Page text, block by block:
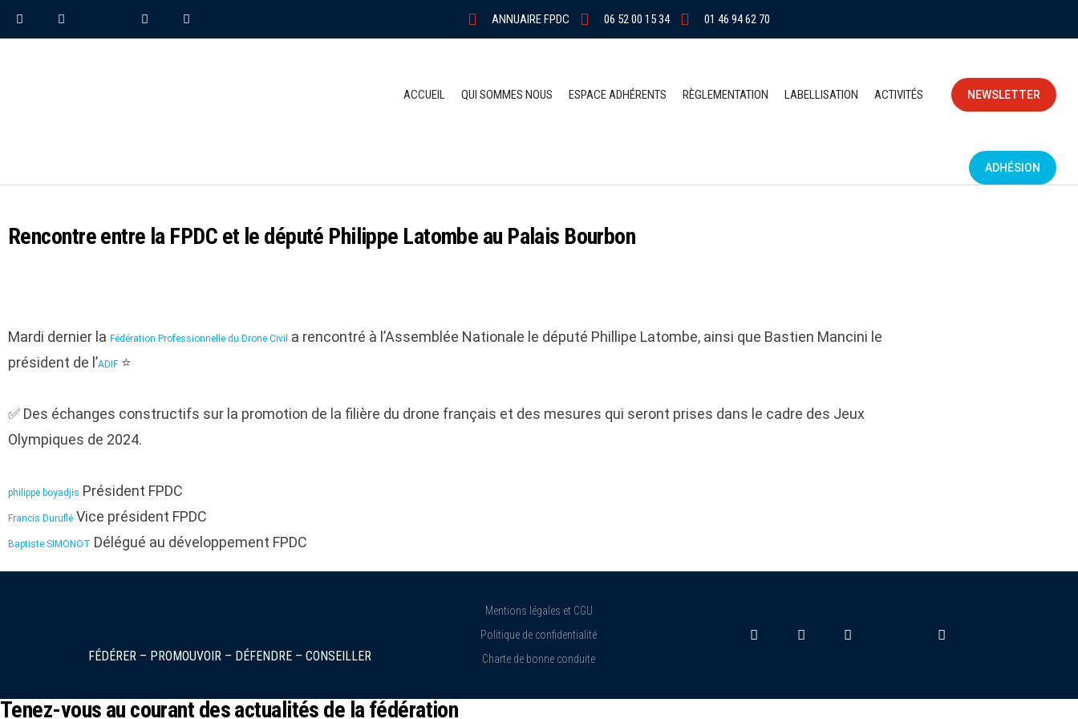
ANNUAIRE FPDC 06 52 00 15 34 01 46 94 62 70
ACCUEIL QUI SOMMES NOUS ESPACE ADHÉRENTS RÈGLEMENTATION LABELLISATION ACTIVITÉS NEWSLETTER
ADHÉSION
Rencontre entre la FPDC et le député Philippe Latombe au Palais Bourbon
Mardi dernier la Fédération Professionnelle du Drone Civil
a rencontré à l’Assemblée Nationale le député Phillipe Latombe, ainsi que Bastien Mancini le
président de l’ADIF⭐
✅ Des échanges constructifs sur la promotion de la filière du drone français et des mesures qui seront prises dans le cadre des Jeux
Olympiques de 2024.
philippe boyadjis Président FPDC
Francis Duruflé Vice président FPDC
Baptiste SIMONOT Délégué au développement FPDC
FÉDÉRER – PROMOUVOIR – DÉFENDRE – CONSEILLER
Mentions légales et CGU
Politique de confidentialité
Charte de bonne conduite
Tenez-vous au courant des actualités de la fédération